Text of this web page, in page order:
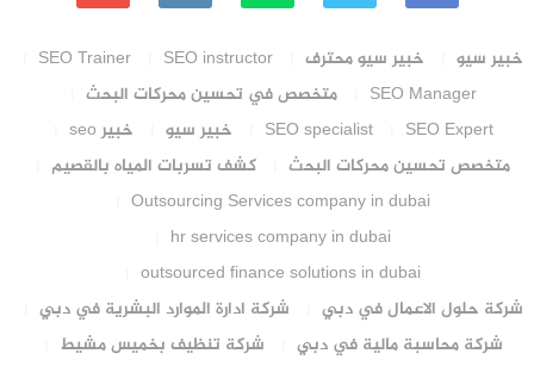
خبير سيو خبير سيو محترف SEO instructor
SEO Trainer
SEO Manager
متخصص في تحسين محركات البحث
SEO Expert
SEO specialist خبير سيو
خبير seo
متخصص تحسين محركات البحث
كشف تسربات المياه بالقصيم
Outsourcing Services company in dubai
hr services company in dubai
outsourced finance solutions in dubai
شركة حلول الاعمال في دبي
شركة ادارة الموارد البشرية في دبي
شركة محاسبة مالية في دبي
شركة تنظيف بخميس مشيط